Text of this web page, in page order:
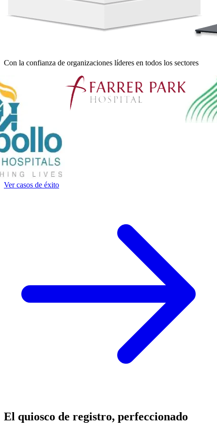
Con la confianza de organizaciones líderes en todos los sectores
Ver casos de éxito
El quiosco de registro, perfeccionado